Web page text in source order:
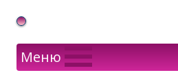
Gif Открытки в подарок
Меню